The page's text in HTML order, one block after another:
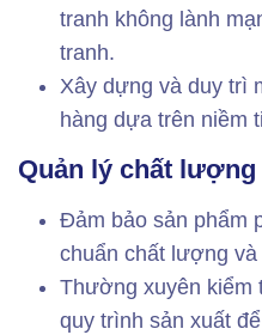
tranh không lành
tranh.
Xây dựng và duy trì
hàng dựa trên niềm
Quản lý chất lượng
Đảm bảo sản phẩm
chuẩn chất lượng và
Thường xuyên kiểm
quy trình sản xuất